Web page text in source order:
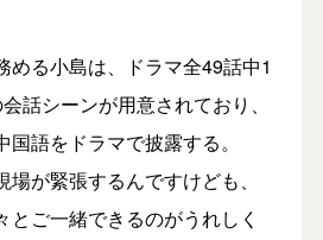
る小島は、ドラマ全49話中1
話シーンが用意されており、
語をドラマで披露する。
場が緊張するんですけども、
とご一緒できるのがうれしく